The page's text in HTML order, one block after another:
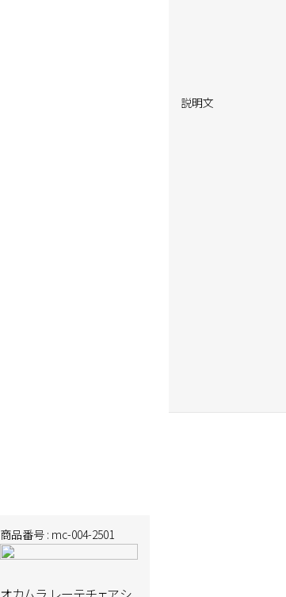
説明文
商品番号 : mc-004-2501